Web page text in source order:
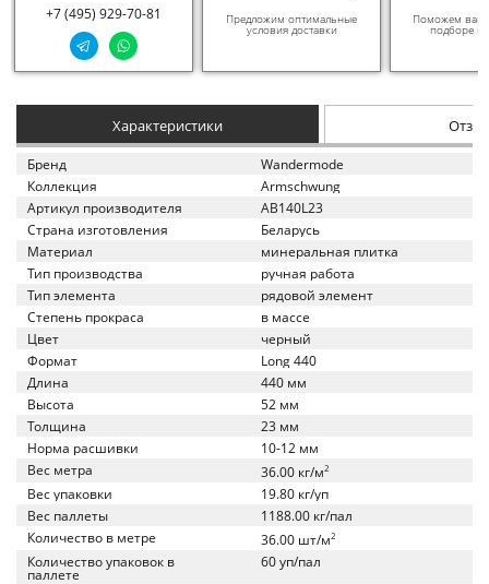
+7 (495) 929-70-81 Предложим оптимальные
условия доставки
Поможем вам
подборе
Характеристики
Бренд
Wandermode
Коллекция
Armschwung
Артикул производителя
AB140L23
Страна изготовления
Беларусь
Материал
минеральная плитка
Тип производства
ручная работа
Тип элемента
рядовой элемент
Степень прокраса
в массе
Цвет
черный
Формат
Long 440
Длина
440 мм
Высота
52 мм
Толщина
23 мм
Норма расшивки
10-12 мм
Вес метра
36.00 кг/м2
Вес упаковки
19.80 кг/уп
Вес паллеты
1188.00 кг/пал
Количество в метре
36.00 шт/м2
Количество упаковок в
паллете
60 уп/пал